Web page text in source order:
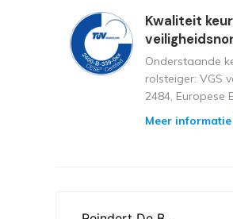
Kwaliteit
Onderstaande
rolsteiger: VGS
2484, Europese
Meer informatie